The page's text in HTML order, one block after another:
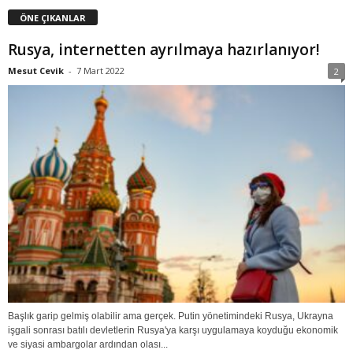
ÖNE ÇIKANLAR
Rusya, internetten ayrılmaya hazırlanıyor!
Mesut Cevik - 7 Mart 2022 2
Başlık garip gelmiş olabilir ama gerçek. Putin yönetimindeki Rusya, Ukrayna
işgali sonrası batılı devletlerin Rusya'ya karşı uygulamaya koyduğu ekonomik
ve siyasi ambargolar ardından olası...